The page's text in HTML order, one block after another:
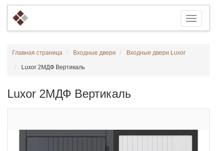
Главная страница Входные двери Входные двери Luxor
Luxor 2МДФ Вертикаль
Luxor 2МДФ Вертикаль